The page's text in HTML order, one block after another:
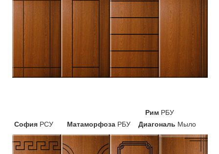
Рим РБУ
София РСУ Матаморфоза РБУ Диагональ Мыло